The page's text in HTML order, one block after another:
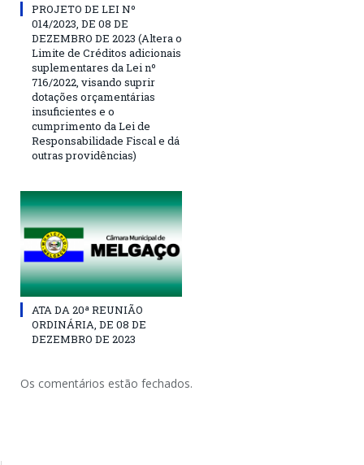
PROJETO DE LEI Nº
014/2023, DE 08 DE
DEZEMBRO DE 2023 (Altera o
Limite de Créditos adicionais
suplementares da Lei nº
716/2022, visando suprir
dotações orçamentárias
insuficientes e o
cumprimento da Lei de
Responsabilidade Fiscal e dá
outras providências)
ATA DA 20ª REUNIÃO
ORDINÁRIA, DE 08 DE
DEZEMBRO DE 2023
Os comentários estão fechados.